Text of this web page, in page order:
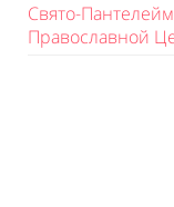
Свято-
Православной